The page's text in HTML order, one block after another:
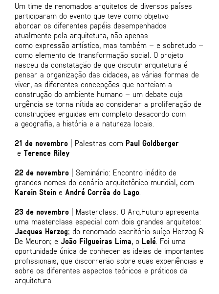
Um time de renomados arquitetos de diversos países
participaram do evento que teve como objetivo
abordar os diferentes papéis desempenhados
atualmente pela arquitetura, não apenas
como expressão artística, mas também – e sobretudo –
como elemento de transformação social. O projeto
nasceu da constatação de que discutir arquitetura é
pensar a organização das cidades, as várias formas de
viver, as diferentes concepções que norteiam a
construção do ambiente humano – um debate cuja
urgência se torna nítida ao considerar a proliferação de
construções erguidas em completo desacordo com
a geografia, a história e a natureza locais.
21 de novembro | Palestras com Paul Goldberger
e Terence Riley
22 de novembro
| Seminário: Encontro inédito de
grandes nomes do cenário arquitetônico mundial, com
Karein Stein e André Corrêa do Lago
23 de novembro
| Masterclass: O Arq.Futuro apresenta
uma masterclass especial com dois grandes arquitetos:
Jacques Herzog; do renomado escritório suíço Herzog &
De Meuron; e João Filgueiras Lima , o Lelé . Foi uma
oportunidade única de conhecer as ideias de importantes
profissionais, que discorrerão sobre suas experiências e
sobre os diferentes aspectos teóricos e práticos da
arquitetura.